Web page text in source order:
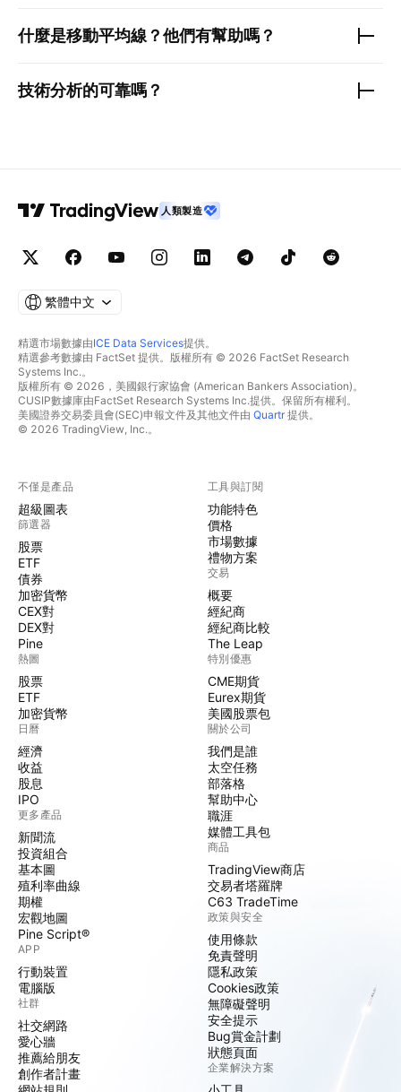
什麼是移動平均線？他們有幫助嗎？
技術分析的可靠嗎？
人類製造
繁體中文
精選市場數據由ICE Data Services提供。
精選參考數據由 FactSet 提供。版權所有 © 2026 FactSet Research
Systems Inc.。
版權所有 © 2026，美國銀行家協會 (American Bankers Association)。
CUSIP數據庫由FactSet Research Systems Inc.提供。保留所有權利。
美國證券交易委員會(SEC)申報文件及其他文件由 Quartr提供。
© 2026 TradingView, Inc.。
不僅是產品
超級圖表
篩選器
股票
ETF
債券
加密貨幣
CEX對
DEX對
Pine
熱圖
股票
ETF
加密貨幣
日曆
經濟
收益
股息
IPO
更多產品
新聞流
投資組合
基本圖
殖利率曲線
期權
宏觀地圖
Pine Script®
APP
行動裝置
電腦版
社群
社交網路
愛心牆
推薦給朋友
創作者計畫
工具與訂閱
功能特色
價格
市場數據
禮物方案
交易
概要
經紀商
經紀商比較
The Leap
特別優惠
CME期貨
Eurex期貨
美國股票包
關於公司
我們是誰
太空任務
部落格
幫助中心
職涯
媒體工具包
商品
TradingView商店
交易者塔羅牌
C63 TradeTime
政策與安全
使用條款
免責聲明
隱私政策
Cookies政策
無障礙聲明
安全提示
Bug賞金計劃
狀態頁面
企業解決方案